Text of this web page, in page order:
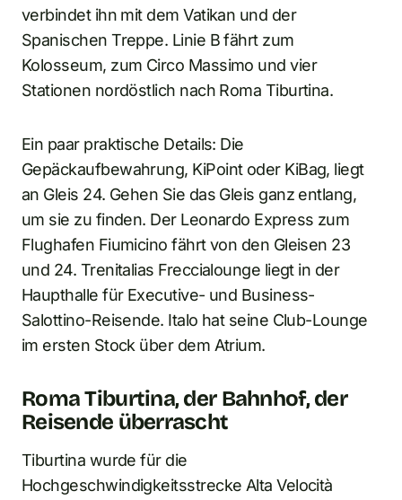
verbindet ihn mit dem Vatikan und der
Spanischen Treppe. Linie B fährt zum
Kolosseum, zum Circo Massimo und vier
Stationen nordöstlich nach Roma Tiburtina.
Ein paar praktische Details: Die
Gepäckaufbewahrung, KiPoint oder KiBag, liegt
an Gleis 24. Gehen Sie das Gleis ganz entlang,
um sie zu finden. Der Leonardo Express zum
Flughafen Fiumicino fährt von den Gleisen 23
und 24. Trenitalias Freccialounge liegt in der
Haupthalle für Executive- und Business-
Salottino-Reisende. Italo hat seine Club-Lounge
im ersten Stock über dem Atrium.
Roma Tiburtina, der Bahnhof, der
Reisende überrascht
Tiburtina wurde für die
Hochgeschwindigkeitsstrecke Alta Velocità